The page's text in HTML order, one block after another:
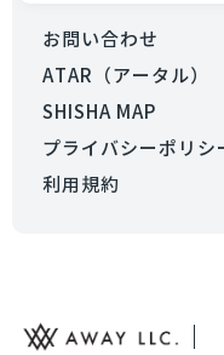
お問い合わせ
ATAR（アータル）
SHISHA MAP
プライバシーポリシ
利用規約